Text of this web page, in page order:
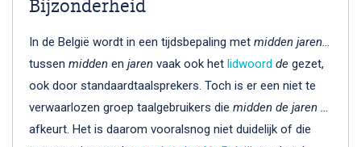
Bijzonderheid
In de België wordt in een tijdsbepaling met midden jaren…
tussen midden en jaren vaak ook het lidwoord de gezet,
ook door standaardtaalsprekers. Toch is er een niet te
verwaarlozen groep taalgebruikers die midden de jaren …
afkeurt. Het is daarom vooralsnog niet duidelijk of die